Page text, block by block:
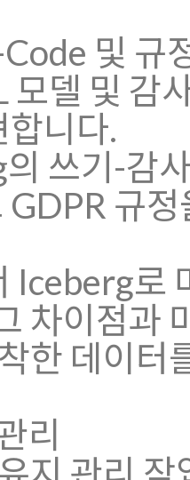
및 규
모델 및 감
합니다.
쓰기-감
GDPR 규
Iceberg로
차이점과
한 데이터
리